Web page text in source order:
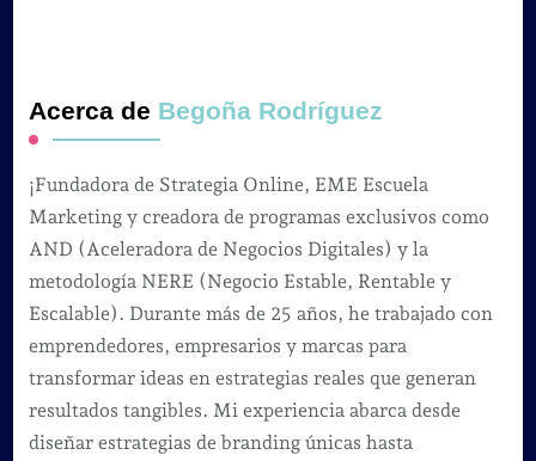
Acerca de Begoña Rodríguez
¡Fundadora de Strategia Online, EME Escuela
Marketing y creadora de programas exclusivos como
AND (Aceleradora de Negocios Digitales) y la
metodología NERE (Negocio Estable, Rentable y
Escalable). Durante más de 25 años, he trabajado con
emprendedores, empresarios y marcas para
transformar ideas en estrategias reales que generan
resultados tangibles. Mi experiencia abarca desde
diseñar estrategias de branding únicas hasta